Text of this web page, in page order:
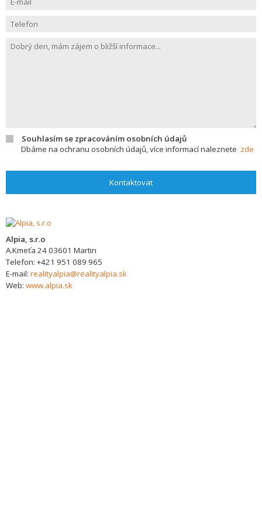
Souhlasím se zpracováním osobních údajů
Dbáme na ochranu osobních údajů, více informací naleznete zde
Kontaktovat
Alpia, s.r.o
A.Kmeťa 2403601 Martin
Telefon: +421 951 089 965
E-mail: realityalpia@realityalpia.sk
Web: www.alpia.sk